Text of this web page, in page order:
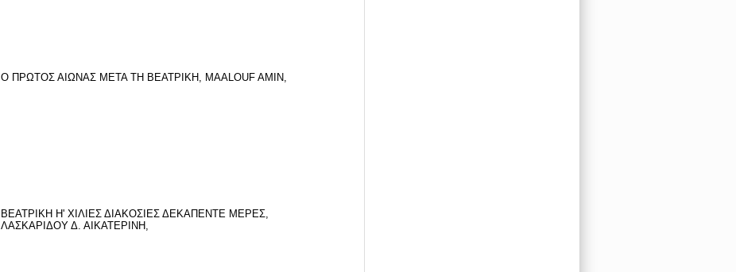
Ο ΠΡΩΤΟΣ ΑΙΩΝΑΣ ΜΕΤΑ ΤΗ ΒΕΑΤΡΙΚΗ, MAALOUF AMIN,
ΒΕΑΤΡΙΚΗ Η' ΧΙΛΙΕΣ ΔΙΑΚΟΣΙΕΣ ΔΕΚΑΠΕΝΤΕ ΜΕΡΕΣ,
ΛΑΣΚΑΡΙΔΟΥ Δ. ΑΙΚΑΤΕΡΙΝΗ,